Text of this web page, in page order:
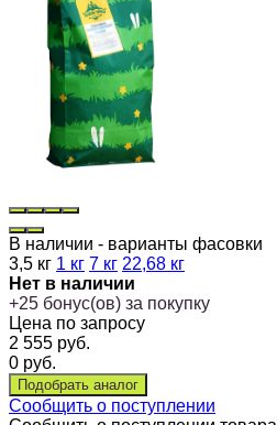
В наличии - варианты фасовки
3,5 кг 1 кг 7 кг 22,68 кг
Нет в наличии
+25 бонус(ов) за покупку
Цена по запросу
2 555 руб.
0 руб.
Сообщить о поступлении